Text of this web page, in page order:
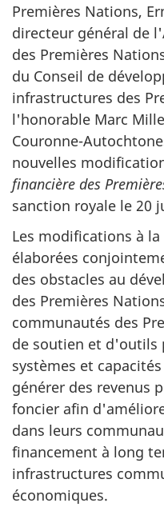
Premières Nations,
directeur général de
des Premières
du Conseil de
infrastructures des
l'honorable Marc
Couronne-
nouvelles
financière des
sanction royale le 20
Les modifications à
élaborées
des obstacles au
des Premières
communautés des
de soutien et d'outils
systèmes et
générer des revenus
foncier afin
dans leurs
financement à long
infrastructures
économiques.